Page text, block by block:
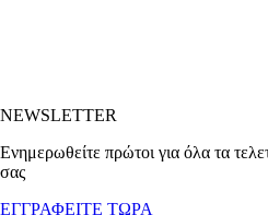
NEWSLETTER
Ενημερωθείτε πρώτοι για όλα τα
σας
ΕΓΓΡΑΦΕΙΤΕ ΤΩΡΑ